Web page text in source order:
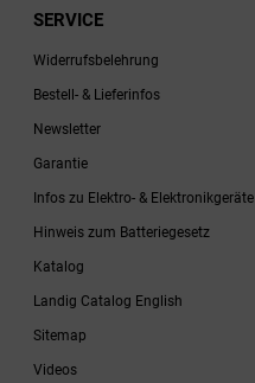
SERVICE
Widerrufsbelehrung
Bestell- & Lieferinfos
Newsletter
Garantie
Infos zu Elektro- & Elektronikgeräte
Hinweis zum Batteriegesetz
Katalog
Landig Catalog English
Sitemap
Videos